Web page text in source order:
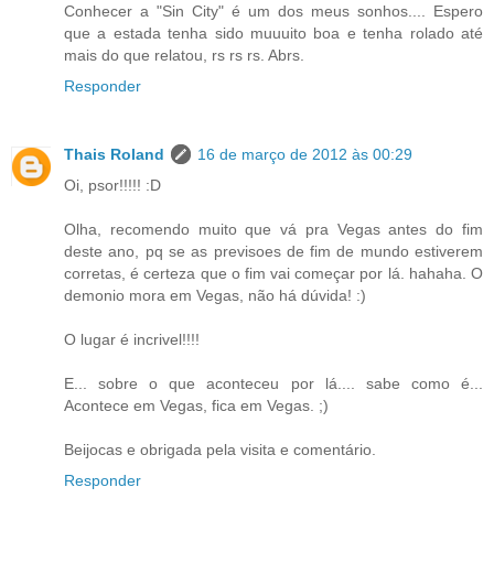
Conhecer a "Sin City" é um dos meus sonhos.... Espero
que a estada tenha sido muuuito boa e tenha rolado até
mais do que relatou, rs rs rs. Abrs.
Responder
Thais Roland
16 de março de 2012 às 00:29
Oi, psor!!!!! :D
Olha, recomendo muito que vá pra Vegas antes do fim
deste ano, pq se as previsoes de fim de mundo estiverem
corretas, é certeza que o fim vai começar por lá. hahaha. O
demonio mora em Vegas, não há dúvida! :)
O lugar é incrivel!!!!
E... sobre o que aconteceu por lá.... sabe como é...
Acontece em Vegas, fica em Vegas. ;)
Beijocas e obrigada pela visita e comentário.
Responder